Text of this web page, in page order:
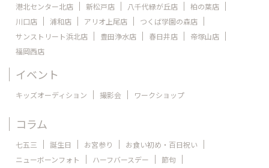
港北センター北店
新松戸店 八千代緑が丘店
柏の葉店
川口店
浦和店 アリオ上尾店
つくば学園の森店
サンストリート浜北店
豊田浄水店 春日井店
帝塚山店
福岡西店
イベント
キッズオーディション 撮影会 ワークショップ
コラム
七五三 誕生日 お宮参り
お食い初め・百日祝い
ニューボーンフォト
ハーフバースデー
節句